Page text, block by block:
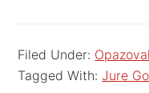
Filed Under:
Tagged With:Jure